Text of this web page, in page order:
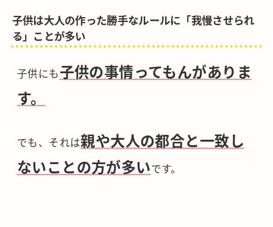
子供は大人の作った勝手なルールに「我慢させられ
る」ことが多い
子供にも子供の事情ってもんがありま
す。
でも、それは親や大人の都合と一致し
ないことの方が多いです。